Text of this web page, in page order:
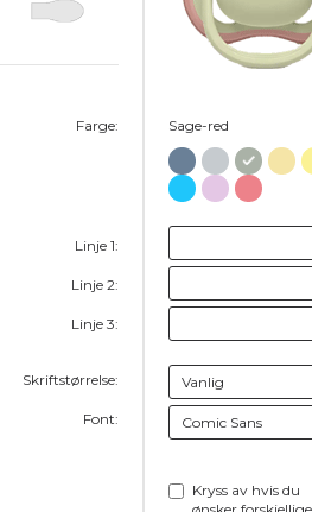
Farge:
Linje 1:
Linje 2:
Linje 3:
Skriftstørrelse:
Font:
Sage-red
Kryss av hvis du